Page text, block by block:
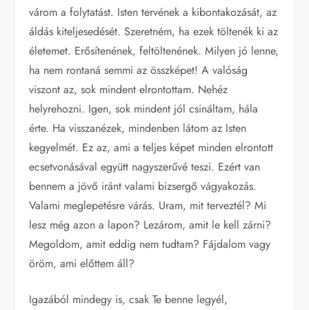
várom a folytatást. Isten tervének a kibontakozását, az
áldás kiteljesedését. Szeretném, ha ezek töltenék ki az
életemet. Erősítenének, feltöltenének. Milyen jó lenne,
ha nem rontaná semmi az összképet! A valóság
viszont az, sok mindent elrontottam. Nehéz
helyrehozni. Igen, sok mindent jól csináltam, hála
érte. Ha visszanézek, mindenben látom az Isten
kegyelmét. Ez az, ami a teljes képet minden elrontott
ecsetvonásával együtt nagyszerűvé teszi. Ezért van
bennem a jövő iránt valami bizsergő vágyakozás.
Valami meglepetésre várás. Uram, mit terveztél? Mi
lesz még azon a lapon? Lezárom, amit le kell zárni?
Megoldom, amit eddig nem tudtam? Fájdalom vagy
öröm, ami előttem áll?
Igazából mindegy is, csak Te benne legyél,